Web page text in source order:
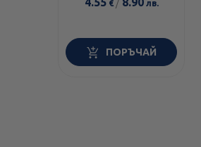
Teva
€ лв.
ПОРЪЧАЙ